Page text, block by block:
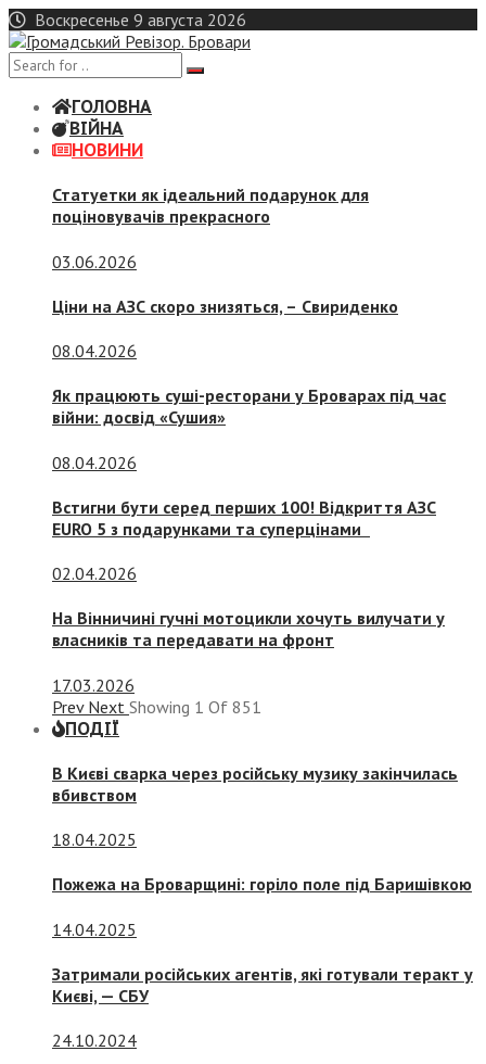
Skip
to
content
Воскресенье 9 августа 2026
ГОЛОВНА
ВІЙНА
НОВИНИ
Статуетки як ідеальний подарунок для
поціновувачів прекрасного
03.06.2026
Ціни на АЗС скоро знизяться, – Свириденко
08.04.2026
Як працюють суші-ресторани у Броварах під час
війни: досвід «Сушия»
08.04.2026
Встигни бути серед перших 100! Відкриття АЗС
EURO 5 з подарунками та суперцінами
02.04.2026
На Вінничині гучні мотоцикли хочуть вилучати у
власників та передавати на фронт
17.03.2026
Prev Next Showing 1 Of 851
ПОДІЇ
В Києві сварка через російську музику закінчилась
вбивством
18.04.2025
Пожежа на Броварщині: горіло поле під Баришівкою
14.04.2025
Затримали російських агентів, які готували теракт у
Києві, — СБУ
24.10.2024